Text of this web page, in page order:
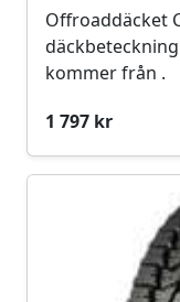
Offroaddäcket
kommer från .
1 797 kr